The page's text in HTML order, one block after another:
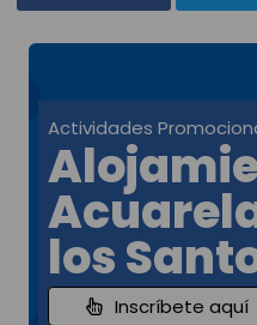
Actividades
los
Inscríbete aquí